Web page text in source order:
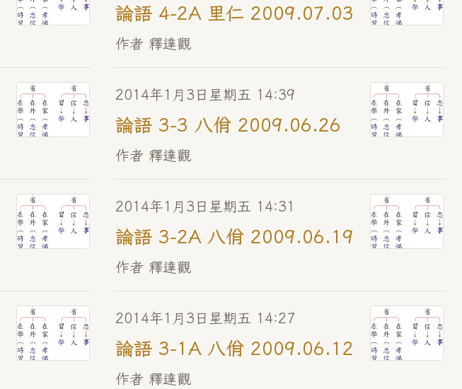
論語 4-2A 里仁 2009.07.03
作者 釋達觀
2014年1月3日星期五 14:39
論語 3-3 八佾 2009.06.26
作者 釋達觀
2014年1月3日星期五 14:31
論語 3-2A 八佾 2009.06.19
作者 釋達觀
2014年1月3日星期五 14:27
論語 3-1A 八佾 2009.06.12
作者 釋達觀